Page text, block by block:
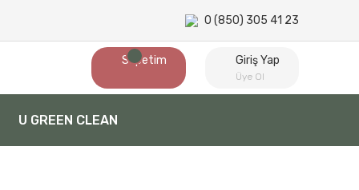
0 (850) 305 41 23
Sepetim Giriş Yap
Üye Ol
U GREEN CLEAN